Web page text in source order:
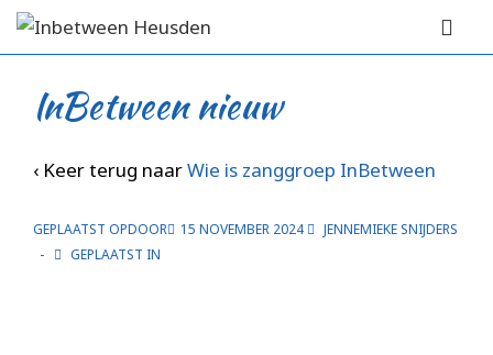
hoofdinhoud
Hoofd
InBetween nieuw
‹ Keer terug naarWie is zanggroep InBetween
GEPLAATST OPDOOR 15 NOVEMBER 2024
JENNEMIEKE SNIJDERS
GEPLAATST IN